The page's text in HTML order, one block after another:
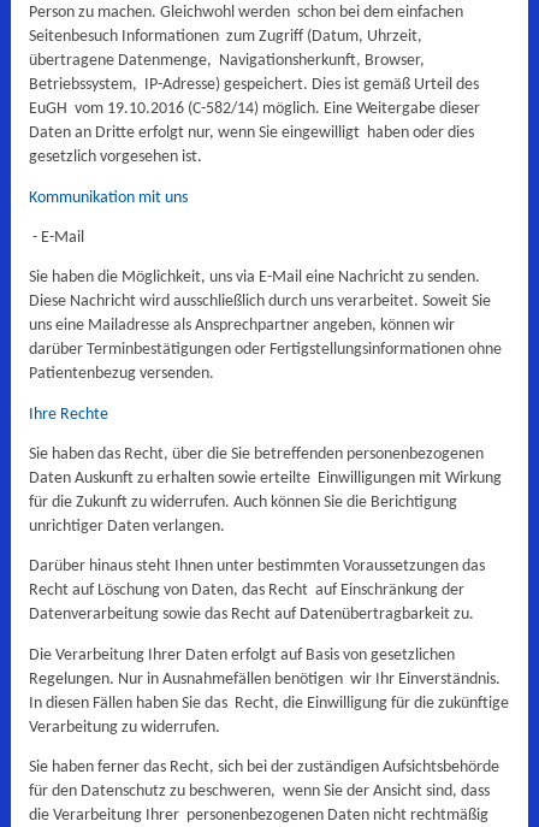
Person zu machen. Gleichwohl werden schon bei dem einfachen
Seitenbesuch Informationen zum Zugriff (Datum, Uhrzeit,
übertragene Datenmenge, Navigationsherkunft, Browser,
Betriebssystem, IP-Adresse) gespeichert. Dies ist gemäß Urteil des
EuGH vom 19.10.2016 (C-582/14) möglich. Eine Weitergabe dieser
Daten an Dritte erfolgt nur, wenn Sie eingewilligt haben oder dies
gesetzlich vorgesehen ist.
Kommunikation mit uns
- E-Mail
Sie haben die Möglichkeit, uns via E-Mail eine Nachricht zu senden.
Diese Nachricht wird ausschließlich durch uns verarbeitet. Soweit Sie
uns eine Mailadresse als Ansprechpartner angeben, können wir
darüber Terminbestätigungen oder Fertigstellungsinformationen ohne
Patientenbezug versenden.
Ihre Rechte
Sie haben das Recht, über die Sie betreffenden personenbezogenen
Daten Auskunft zu erhalten sowie erteilte Einwilligungen mit Wirkung
für die Zukunft zu widerrufen. Auch können Sie die Berichtigung
unrichtiger Daten verlangen.
Darüber hinaus steht Ihnen unter bestimmten Voraussetzungen das
Recht auf Löschung von Daten, das Recht auf Einschränkung der
Datenverarbeitung sowie das Recht auf Datenübertragbarkeit zu.
Die Verarbeitung Ihrer Daten erfolgt auf Basis von gesetzlichen
Regelungen. Nur in Ausnahmefällen benötigen wir Ihr Einverständnis.
In diesen Fällen haben Sie das Recht, die Einwilligung für die zukünftige
Verarbeitung zu widerrufen.
Sie haben ferner das Recht, sich bei der zuständigen Aufsichtsbehörde
für den Datenschutz zu beschweren, wenn Sie der Ansicht sind, dass
die Verarbeitung Ihrer personenbezogenen Daten nicht rechtmäßig